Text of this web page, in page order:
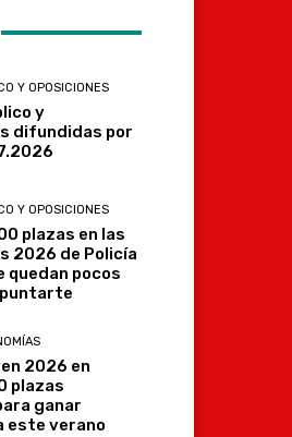
Y OPOSICIONES
y
difundidas por
Y OPOSICIONES
plazas en las
2026 de Policía
quedan pocos
2026 en
plazas
ganar
este verano